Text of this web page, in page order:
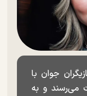
جوان با
می‌رسند و به